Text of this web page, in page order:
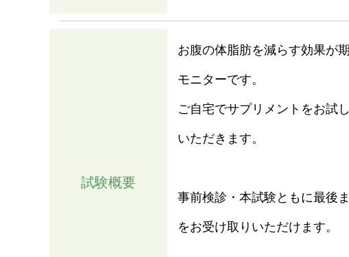
試験概要
お腹の体脂肪を減らす効果が
モニターです。
ご自宅でサプリメントをお試
いただきます。
事前検診・本試験ともに最後
をお受け取りいただけます。